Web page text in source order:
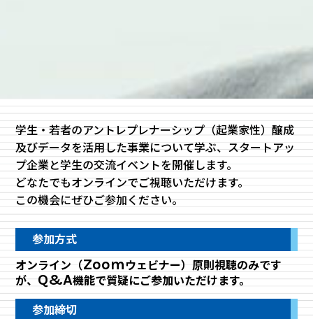
学生・若者のアントレプレナーシップ（起業家性）醸成
及びデータを活用した事業について学ぶ、スタートアッ
プ企業と学生の交流イベントを開催します。
どなたでもオンラインでご視聴いただけます。
この機会にぜひご参加ください。
参加方式
オンライン（Zoomウェビナー）原則視聴のみです
が、Q&A機能で質疑にご参加いただけます。
参加締切